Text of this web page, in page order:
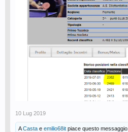
10 Lug 2019
ACasta e emilio68it piace questo messaggio.